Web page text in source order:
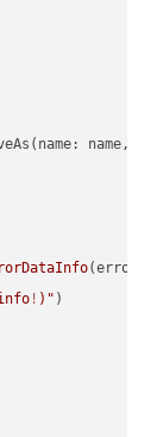
(error:
! ) " )